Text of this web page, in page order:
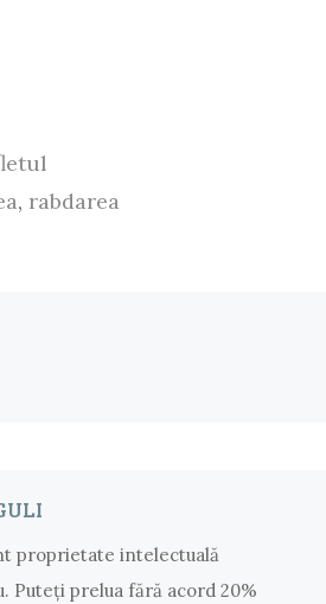
, rabdarea
proprietate intelectuală
Puteţi prelua fără acord 20%